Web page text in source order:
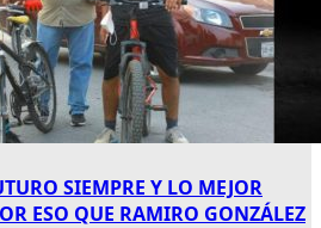
SIEMPRE Y LO MEJOR
ESO QUE RAMIRO GONZÁLEZ